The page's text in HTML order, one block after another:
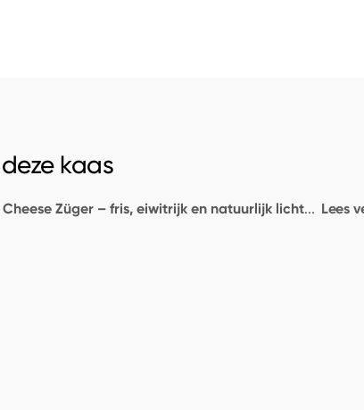
kaas
Züger – fris, eiwitrijk en natuurlijk licht... Lees